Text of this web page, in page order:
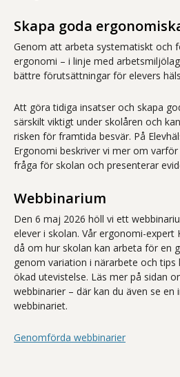
Skapa goda
Genom att arbeta systematiskt och
ergonomi – i linje med
bättre förutsättningar för elevers
Att göra tidiga insatser och skapa
särskilt viktigt under skolåren och
risken för framtida besvär. På
Ergonomi beskriver vi mer om
fråga för skolan och presenterar
Webbinarium
Den 6 maj 2026 höll vi ett
elever i skolan. Vår ergonomi-expert
då om hur skolan kan arbeta för en
genom variation i närarbete och
ökad utevistelse. Läs mer på sidan
webbinarier – där kan du även se en
webbinariet.
Genomförda webbinarier